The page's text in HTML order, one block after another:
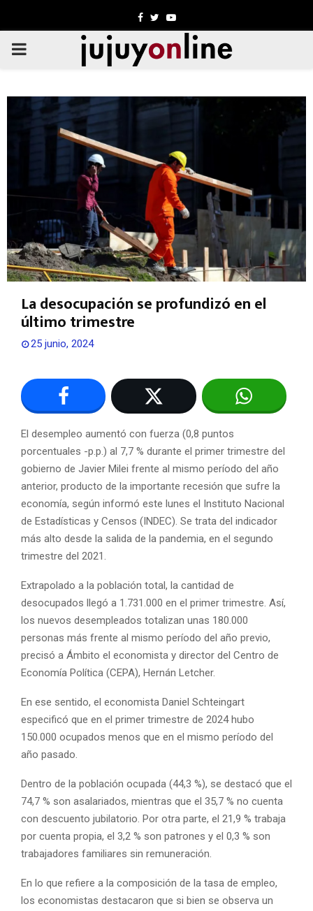
Facebook
TwitterYoutube
PRIMARY
La desocupación se profundizó en el
último trimestre
25 junio, 2024
El desempleo aumentó con fuerza (0,8 puntos
porcentuales -p.p.) al 7,7 % durante el primer trimestre del
gobierno de Javier Milei frente al mismo período del año
anterior, producto de la importante recesión que sufre la
economía, según informó este lunes el Instituto Nacional
de Estadísticas y Censos (INDEC). Se trata del indicador
más alto desde la salida de la pandemia, en el segundo
trimestre del 2021.
Extrapolado a la población total, la cantidad de
desocupados llegó a 1.731.000 en el primer trimestre. Así,
los nuevos desempleados totalizan unas 180.000
personas más frente al mismo período del año previo,
precisó a Ámbito el economista y director del Centro de
Economía Política (CEPA), Hernán Letcher.
En ese sentido, el economista Daniel Schteingart
especificó que en el primer trimestre de 2024 hubo
150.000 ocupados menos que en el mismo período del
año pasado.
Dentro de la población ocupada (44,3 %), se destacó que el
74,7 % son asalariados, mientras que el 35,7 % no cuenta
con descuento jubilatorio. Por otra parte, el 21,9 % trabaja
por cuenta propia, el 3,2 % son patrones y el 0,3 % son
trabajadores familiares sin remuneración.
En lo que refiere a la composición de la tasa de empleo,
los economistas destacaron que si bien se observa un